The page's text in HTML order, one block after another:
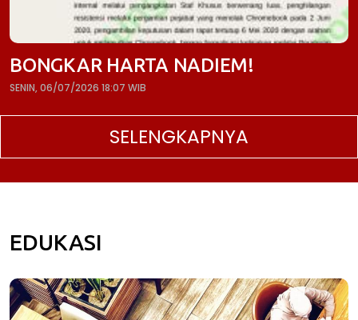
BONGKAR HARTA NADIEM!
SENIN, 06/07/2026 18:07 WIB
SELENGKAPNYA
EDUKASI